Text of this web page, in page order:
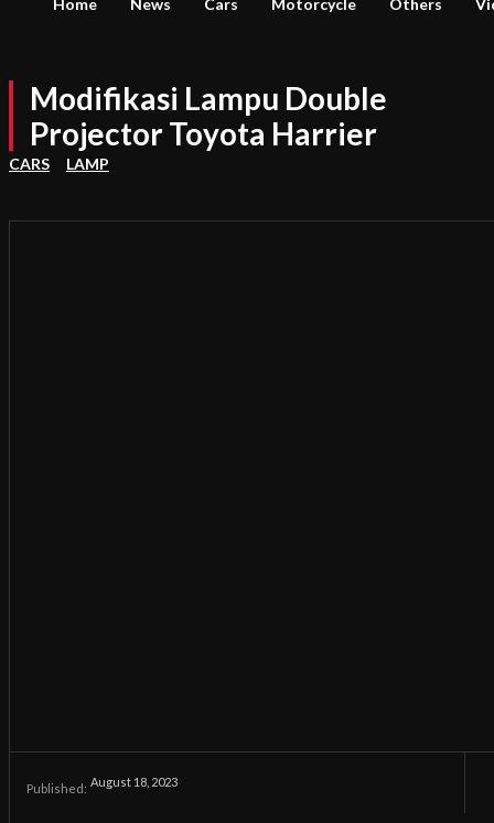
Home News Cars Motorcycle Others
Modifikasi Lampu Double
Projector Toyota Harrier
CARS LAMP
Published: August 18, 2023